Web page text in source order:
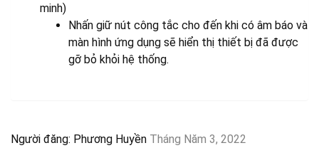
minh)
Nhấn giữ nút công tắc cho đến khi có âm báo và
màn hình ứng dụng sẽ hiển thị thiết bị đã được
gỡ bỏ khỏi hệ thống.
Người đăng: Phương Huyền Tháng Năm 3, 2022